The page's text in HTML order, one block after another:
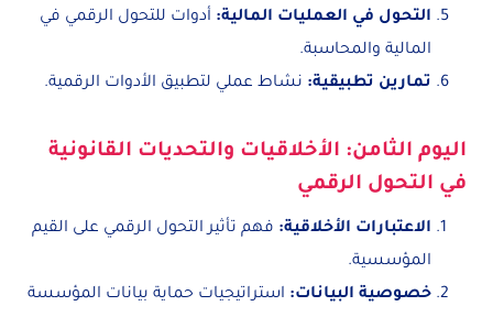
التحول في العمليات المالية: أدوات للتحول الرقمي في
المالية والمحاسبة.
تمارين تطبيقية: نشاط عملي لتطبيق الأدوات الرقمية.
اليوم الثامن: الأخلاقيات والتحديات القانونية
في التحول الرقمي
الاعتبارات الأخلاقية: فهم تأثير التحول الرقمي على القيم
المؤسسية.
خصوصية البيانات: استراتيجيات حماية بيانات المؤسسة